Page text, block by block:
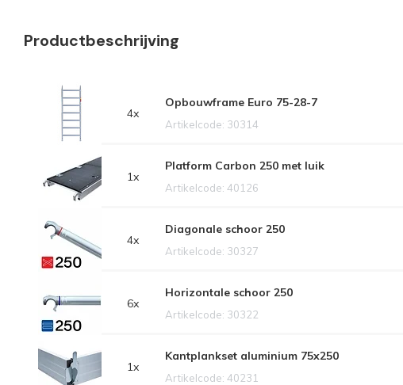
Productbeschrijving
4x
Opbouwframe Euro 75-28-7
Artikelcode: 30314
1x
Platform Carbon 250 met luik
Artikelcode: 40126
4x
Diagonale schoor 250
Artikelcode: 30327
6x
Horizontale schoor 250
Artikelcode: 30322
1x
Kantplankset aluminium 75x250
Artikelcode: 40231